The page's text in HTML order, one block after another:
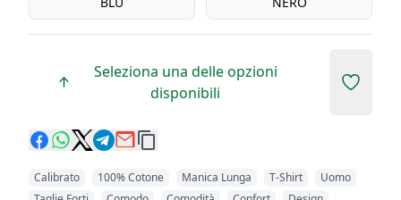
Seleziona una delle opzioni
disponibili
Add to
Calibrato 100% Cotone Manica Lunga T-Shirt
Uomo